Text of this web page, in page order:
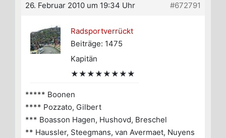
26. Februar 2010 um 19:34 Uhr #672791
Radsportverrückt
Beiträge: 1475
Kapitän
★★★★★★★★
***** Boonen
**** Pozzato, Gilbert
*** Boasson Hagen, Hushovd, Breschel
** Haussler, Steegmans, van Avermaet, Nuyens